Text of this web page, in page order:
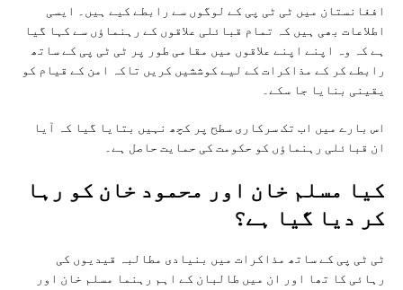
افغانستان میں ٹی ٹی پی کے لوگوں سے رابطے کیے ہیں۔ ایسی
اطلاعات بھی ہیں کہ تمام قبائلی علاقوں کے رہنماؤں سے کہا گیا
ہے کہ وہ اپنے اپنے علاقوں میں مقامی طور پر ٹی ٹی پی کے ساتھ
رابطے کر کے مذاکرات کے لیے کوششیں کریں تاکہ امن کے قیام کو
یقینی بنایا جا سکے۔
اس بارے میں اب تک سرکاری سطح پر کچھ نہیں بتایا گیا کہ آیا
ان قبائلی رہنماؤں کو حکومت کی حمایت حاصل ہے۔
کیا مسلم خان اور محمود خان کو رہا
کر دیا گیا ہے؟
ٹی ٹی پی کے ساتھ مذاکرات میں بنیادی مطالبہ قیدیوں کی
رہائی کا تھا اور ان میں طالبان کے اہم رہنما مسلم خان اور